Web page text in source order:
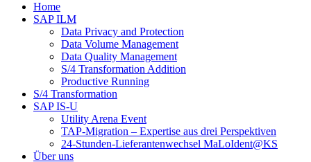
Home
SAP ILM
Data Privacy and Protection
Data Volume Management
Data Quality Management
S/4 Transformation Addition
Productive Running
S/4 Transformation
SAP IS-U
Utility Arena Event
TAP-Migration – Expertise aus drei Perspektiven
24-Stunden-Lieferanten­wechsel MaLoIdent@KS
Über uns